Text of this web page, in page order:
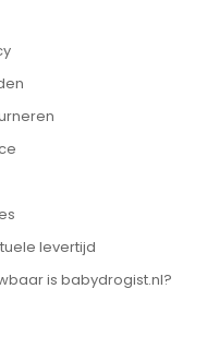
levertijd
is babydrogist.nl?